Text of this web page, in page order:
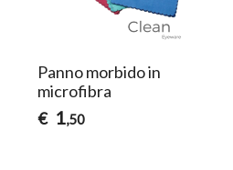
Panno morbido in
microfibra
€ 1,50